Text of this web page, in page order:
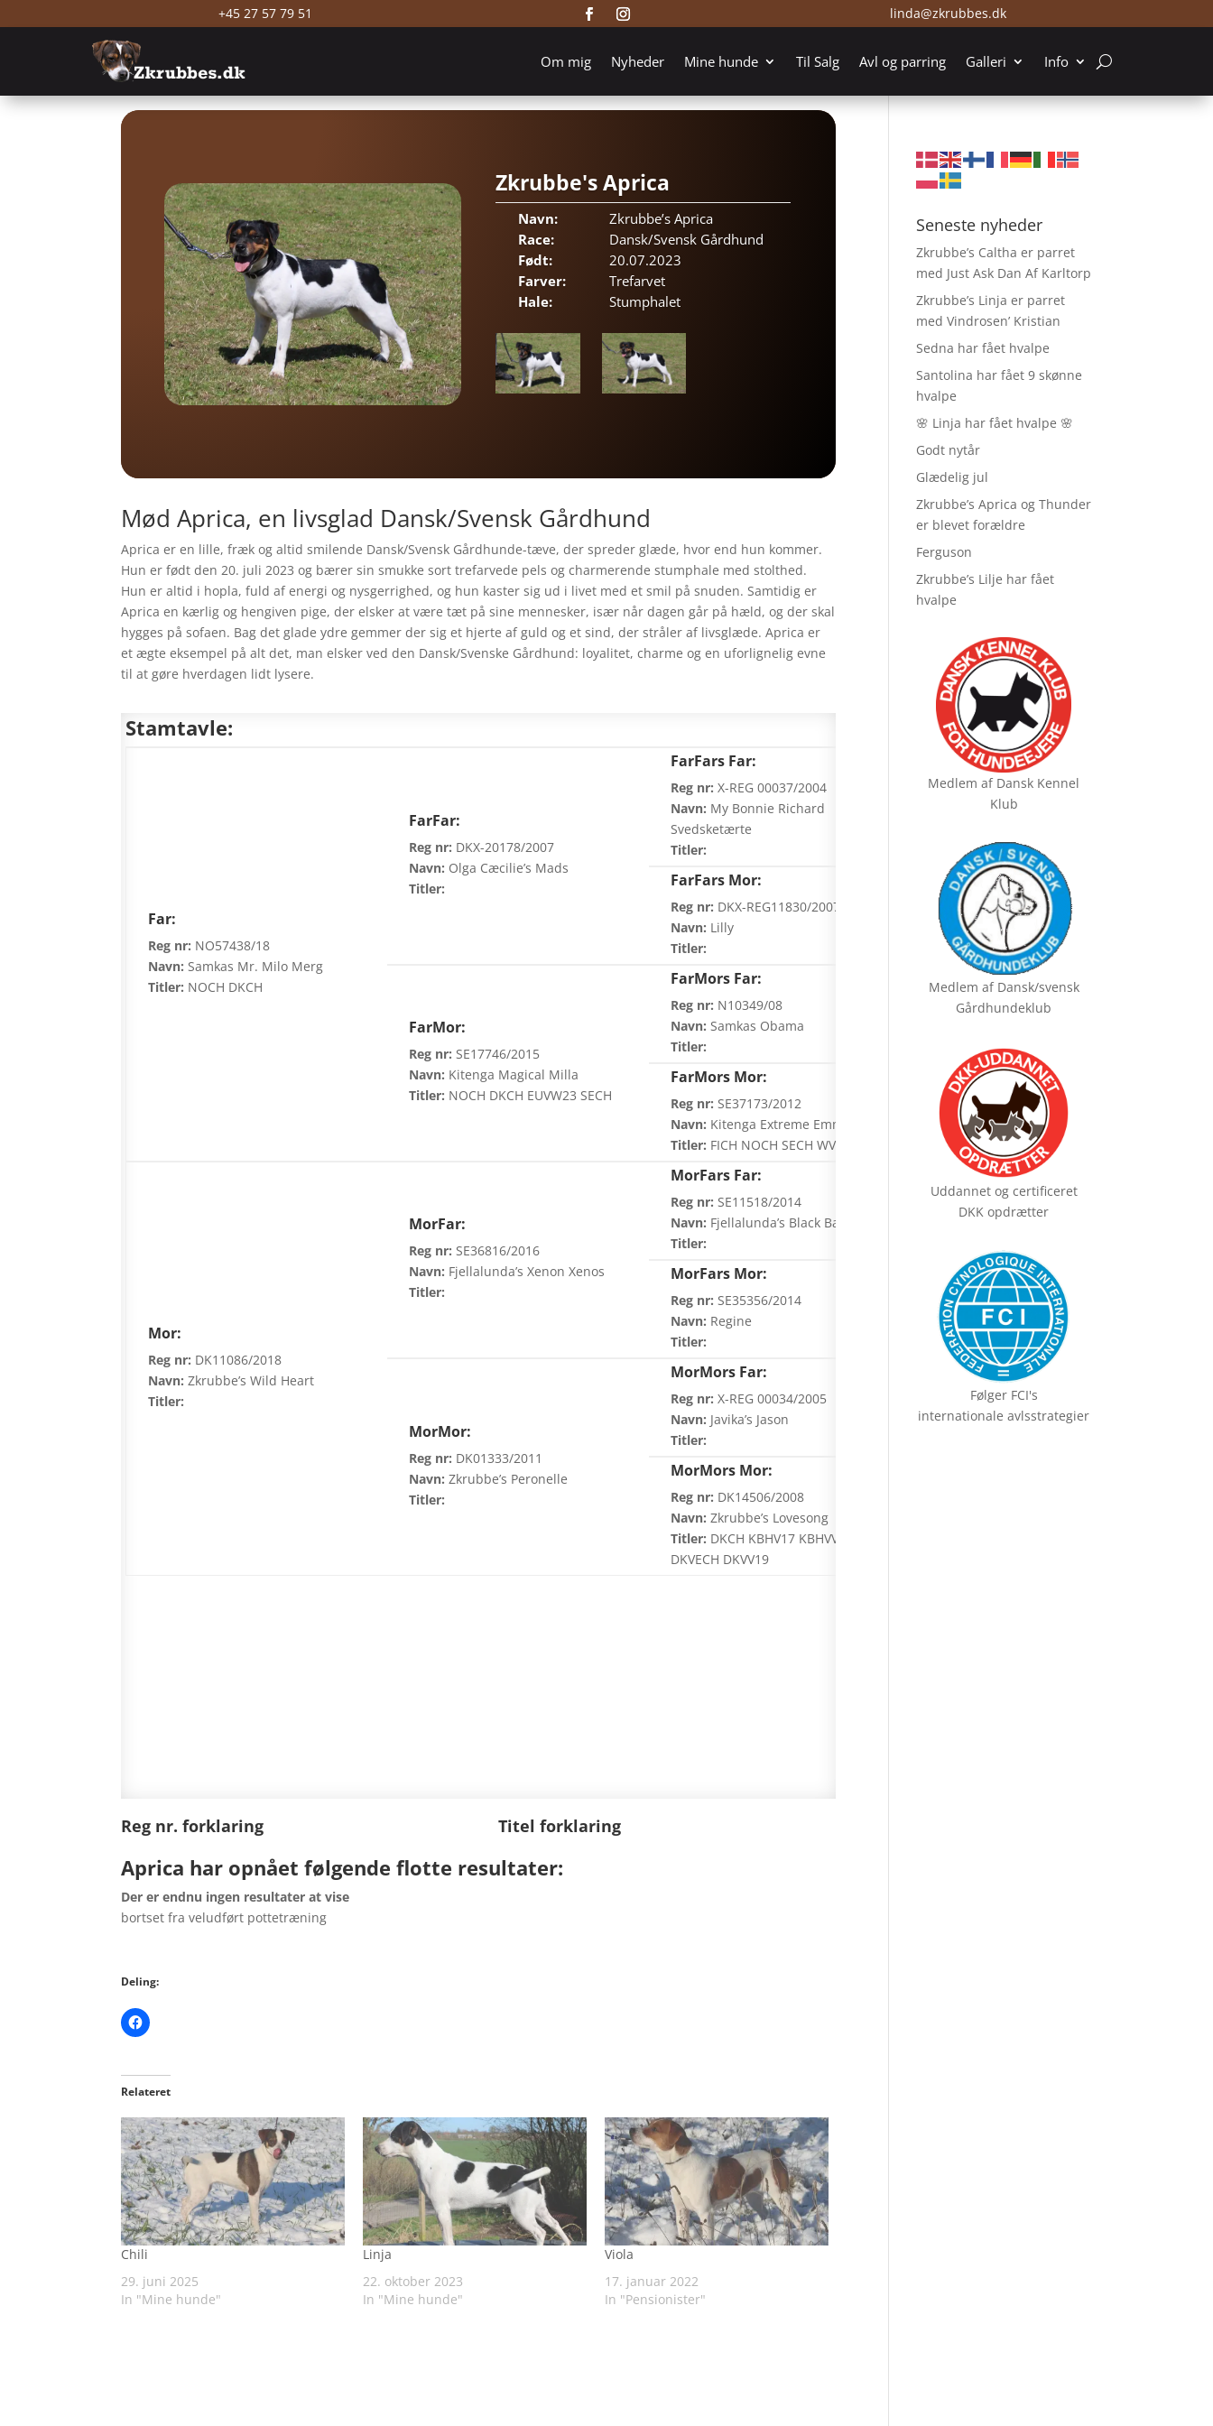
+45 27 57 79 51 linda@zkrubbes.dk
Om mig Nyheder Mine hunde Til Salg Avl og parring Galleri Info
Zkrubbe's Aprica
Navn:
Race:
Født:
Farver:
Hale:
Zkrubbe’s Aprica
Dansk/Svensk Gårdhund
20.07.2023
Trefarvet
Stumphalet
Mød Aprica, en livsglad Dansk/Svensk Gårdhund
Aprica er en lille, fræk og altid smilende Dansk/Svensk Gårdhunde-tæve, der spreder glæde, hvor end hun kommer.
Hun er født den 20. juli 2023 og bærer sin smukke sort trefarvede pels og charmerende stumphale med stolthed.
Hun er altid i hopla, fuld af energi og nysgerrighed, og hun kaster sig ud i livet med et smil på snuden. Samtidig er
Aprica en kærlig og hengiven pige, der elsker at være tæt på sine mennesker, især når dagen går på hæld, og der skal
hygges på sofaen. Bag det glade ydre gemmer der sig et hjerte af guld og et sind, der stråler af livsglæde. Aprica er
et ægte eksempel på alt det, man elsker ved den Dansk/Svenske Gårdhund: loyalitet, charme og en uforlignelig evne
til at gøre hverdagen lidt lysere.
Stamtavle:
Far:
Reg nr: NO57438/18
Navn: Samkas Mr. Milo Merg
Titler: NOCH DKCH
FarFar:
Reg nr: DKX-20178/2007
Navn: Olga Cæcilie’s Mads
Titler:
FarFars Far:
Reg nr: X-REG 00037/2004
Navn: My Bonnie Richard
Svedsketærte
Titler:
FarFars Mor:
Reg nr: DKX-REG11830/2007
Navn: Lilly
Titler:
FarMor:
Reg nr: SE17746/2015
Navn: Kitenga Magical Milla
Titler: NOCH DKCH EUVW23 SECH
FarMors Far:
Reg nr: N10349/08
Navn: Samkas Obama
Titler:
FarMors Mor:
Reg nr: SE37173/2012
Navn: Kitenga Extreme Emmi
Titler: FICH NOCH SECH WVW14
Mor:
Reg nr: DK11086/2018
Navn: Zkrubbe’s Wild Heart
Titler:
MorFar:
Reg nr: SE36816/2016
Navn: Fjellalunda’s Xenon Xenos
Titler:
MorFars Far:
Reg nr: SE11518/2014
Navn: Fjellalunda’s Black Bandit
Titler:
MorFars Mor:
Reg nr: SE35356/2014
Navn: Regine
Titler:
MorMor:
Reg nr: DK01333/2011
Navn: Zkrubbe’s Peronelle
Titler:
MorMors Far:
Reg nr: X-REG 00034/2005
Navn: Javika’s Jason
Titler:
MorMors Mor:
Reg nr: DK14506/2008
Navn: Zkrubbe’s Lovesong
Titler: DKCH KBHV17 KBHVV17 18 19
DKVECH DKVV19
Reg nr. forklaring Titel forklaring
Aprica har opnået følgende flotte resultater:
Der er endnu ingen resultater at vise
bortset fra veludført pottetræning
Deling:
Relateret
Chili
29. juni 2025
In "Mine hunde"
Linja
22. oktober 2023
In "Mine hunde"
Viola
17. januar 2022
In "Pensionister"
Seneste nyheder
Zkrubbe’s Caltha er parret
med Just Ask Dan Af Karltorp
Zkrubbe’s Linja er parret
med Vindrosen’ Kristian
Sedna har fået hvalpe
Santolina har fået 9 skønne
hvalpe
🌸 Linja har fået hvalpe 🌸
Godt nytår
Glædelig jul
Zkrubbe’s Aprica og Thunder
er blevet forældre
Ferguson
Zkrubbe’s Lilje har fået
hvalpe
Medlem af Dansk Kennel
Klub
Medlem af Dansk/svensk
Gårdhundeklub
Uddannet og certificeret
DKK opdrætter
Følger FCI's
internationale avlsstrategier